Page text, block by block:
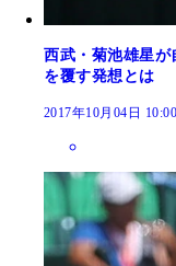
西武・菊池雄星
を覆す発想とは
2017年10月04日 10:00